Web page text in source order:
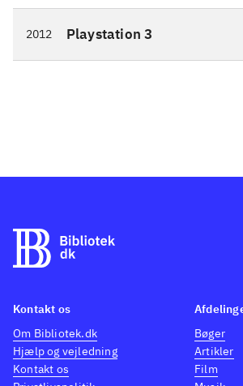
Arland. Hovedpersonen i
nærværende spil er prinsessen
Meruru, som egentlig ikke gider
mere udføre alkymi. Herefter
spillet den velkendte formel.
materialer til alkymien skal
indsamles, og fjender skal
nedkæmpes. Alkymi-systemet er
sjovt at dykke ned i, og man
2012 Playstation 3
Kontakt os
Om Bibliotek.dk
Hjælp og vejledning
Kontakt os
Bøger
Artikler
Film